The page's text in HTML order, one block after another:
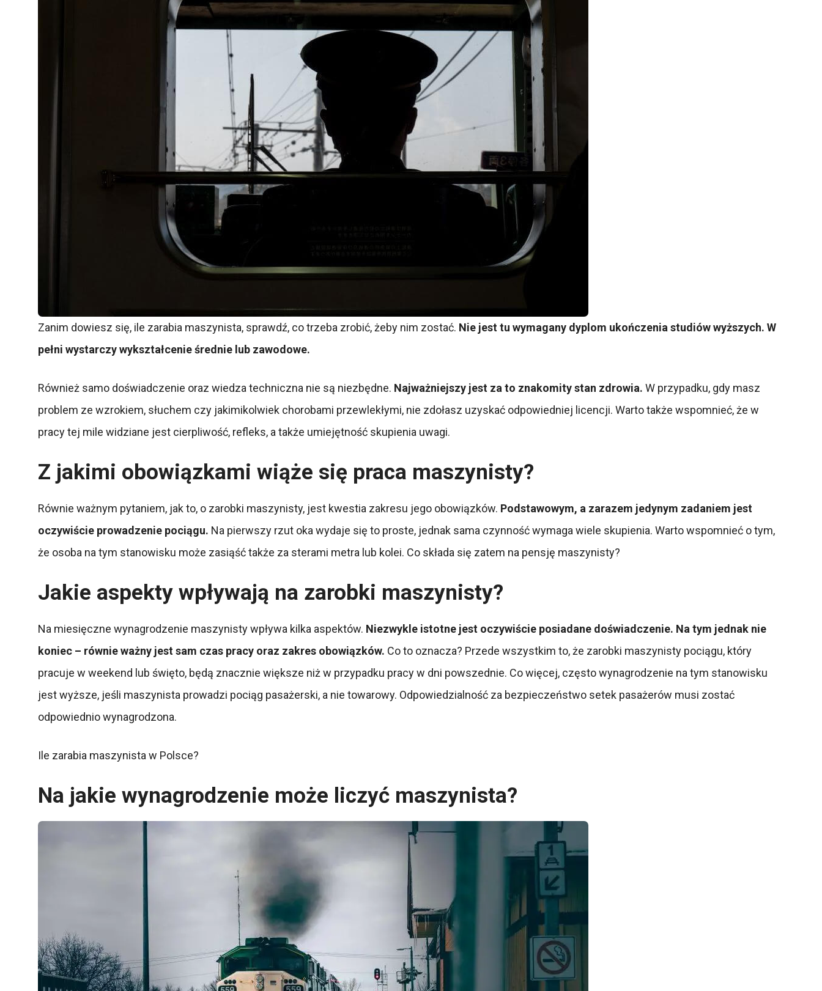
Zanim dowiesz się, ile zarabia maszynista, sprawdź, co trzeba zrobić, żeby nim zostać. Nie jest tu wymagany dyplom ukończenia studiów wyższych. W
pełni wystarczy wykształcenie średnie lub zawodowe.
Również samo doświadczenie oraz wiedza techniczna nie są niezbędne. Najważniejszy jest za to znakomity stan zdrowia. W przypadku, gdy masz
problem ze wzrokiem, słuchem czy jakimikolwiek chorobami przewlekłymi, nie zdołasz uzyskać odpowiedniej licencji. Warto także wspomnieć, że w
pracy tej mile widziane jest cierpliwość, refleks, a także umiejętność skupienia uwagi.
Z jakimi obowiązkami wiąże się praca maszynisty?
Równie ważnym pytaniem, jak to, o zarobki maszynisty, jest kwestia zakresu jego obowiązków. Podstawowym, a zarazem jedynym zadaniem jest
oczywiście prowadzenie pociągu. Na pierwszy rzut oka wydaje się to proste, jednak sama czynność wymaga wiele skupienia. Warto wspomnieć o tym,
że osoba na tym stanowisku może zasiąść także za sterami metra lub kolei. Co składa się zatem na pensję maszynisty?
Jakie aspekty wpływają na zarobki maszynisty?
Na miesięczne wynagrodzenie maszynisty wpływa kilka aspektów. Niezwykle istotne jest oczywiście posiadane doświadczenie. Na tym jednak nie
koniec – równie ważny jest sam czas pracy oraz zakres obowiązków. Co to oznacza? Przede wszystkim to, że zarobki maszynisty pociągu, który
pracuje w weekend lub święto, będą znacznie większe niż w przypadku pracy w dni powszednie. Co więcej, często wynagrodzenie na tym stanowisku
jest wyższe, jeśli maszynista prowadzi pociąg pasażerski, a nie towarowy. Odpowiedzialność za bezpieczeństwo setek pasażerów musi zostać
odpowiednio wynagrodzona.
Ile zarabia maszynista w Polsce?
Na jakie wynagrodzenie może liczyć maszynista?